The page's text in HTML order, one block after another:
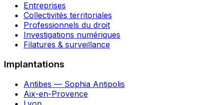
Entreprises
Collectivités territoriales
Professionnels du droit
Investigations numériques
Filatures & surveillance
Implantations
Antibes — Sophia Antipolis
Aix-en-Provence